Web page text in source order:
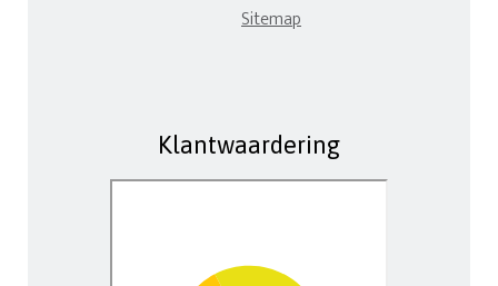
Sitemap
Klantwaardering